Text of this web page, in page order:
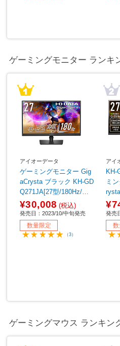
ゲーミングモニター ランキ
アイオーデータ
ゲーミングモニター Gig
aCrysta ブラック KH-GD
Q271JA[27型/180Hz/WQ
HD/AHVAパネル]
¥30,008 (税込)
発売日：2023/10/中旬発売
数量限定
（3）
アイ
KH-
ミ
ク
0）
【
発売
数
ゲーミングマウス ランキン